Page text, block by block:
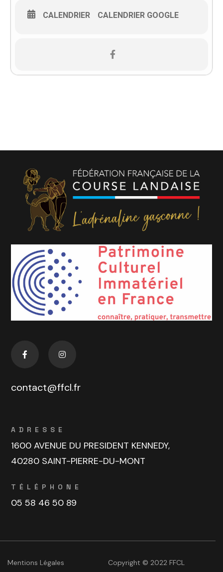
CALENDRIER CALENDRIER GOOGLE
contact@ffcl.fr
ADRESSE
1600 AVENUE DU PRESIDENT KENNEDY,
40280 SAINT-PIERRE-DU-MONT
TÉLÉPHONE
05 58 46 50 89
Mentions Légales
Copyright © 2022 FFCL